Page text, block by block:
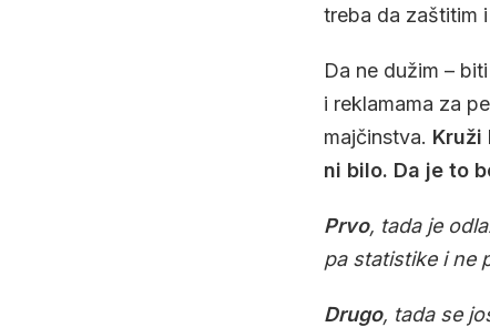
treba da zaštitim
Da ne dužim –
i reklamama za
majčinstva. Kruži
ni bilo. Da je to
Prvo, tada je
pa statistike i ne
Drugo, tada se